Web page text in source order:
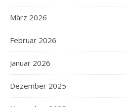
März 2026
Februar 2026
Januar 2026
Dezember 2025